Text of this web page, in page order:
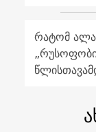
რატომ